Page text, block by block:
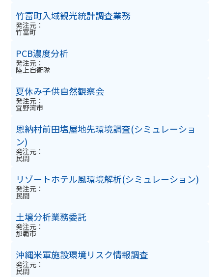
竹富町入域観光統計調査業務
発注元：
竹富町
PCB濃度分析
発注元：
陸上自衛隊
夏休み子供自然観察会
発注元：
宜野湾市
恩納村前田塩屋地先環境調査(シミュレーショ
ン)
発注元：
民間
リゾートホテル風環境解析(シミュレーション)
発注元：
民間
土壌分析業務委託
発注元：
那覇市
沖縄米軍施設環境リスク情報調査
発注元：
民間